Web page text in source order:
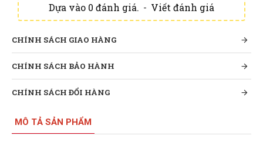
Dựa vào 0 đánh giá. - Viết đánh giá
CHÍNH SÁCH GIAO HÀNG
CHÍNH SÁCH BẢO HÀNH
CHÍNH SÁCH ĐỔI HÀNG
MÔ TẢ SẢN PHẨM